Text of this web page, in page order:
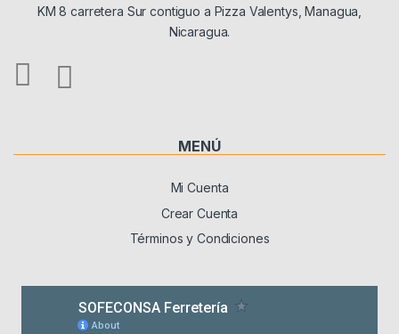
KM 8 carretera Sur contiguo a Pizza Valentys, Managua,
Nicaragua.
MENÚ
Mi Cuenta
Crear Cuenta
Términos y Condiciones